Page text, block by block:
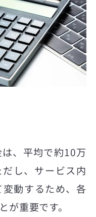
、平均で約10万
し、サービス内
動するため、各
が重要です。